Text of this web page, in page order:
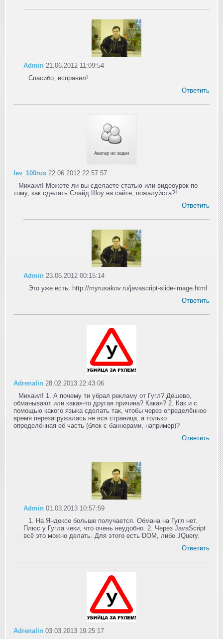
Admin 21.06.2012 11:09:54
Спасибо, исправил!
Ответить
lev_100rus 22.06.2012 22:57:57
Михаил! Можете ли вы сделаете статью или видеоурок по
тому, как сделать Слайд Шоу на сайте, пожалуйста?!
Ответить
Admin 23.06.2012 00:15:14
Это уже есть: http://myrusakov.ru/javascript-slide-image.html
Ответить
Adrenalin 28.02.2013 22:43:06
Михаил! 1. А почему ти убрал рекламу от Гугл? Дёшево,
обманывают или какая-то другая причина? Какая? 2. Как и с
помощью какого языка сделать так, чтобы через определённое
время перезагружалась не вся страница, а только
определённая её часть (блок с баннерами, например)?
Ответить
Admin 01.03.2013 10:57:59
1. На Яндексе больше получается. Обмана на Гугл нет.
Плюс у Гугла чеки, что очень неудобно. 2. Через JavaScript
всё это можно делать. Для этого есть DOM, либо JQuery.
Ответить
Adrenalin 03.03.2013 19:25:17